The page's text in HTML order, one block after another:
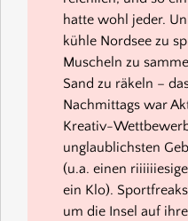
hatte wohl jeder.
kühle Nordsee zu
Muscheln zu
Sand zu räkeln –
Nachmittags war
Kreativ-
unglaublichsten
(u.a. einen
ein Klo).
um die Insel auf